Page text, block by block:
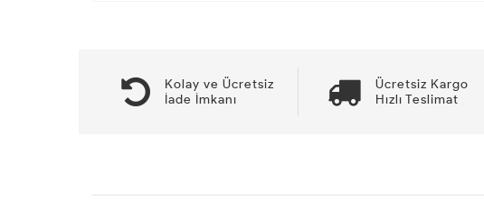
Kolay ve Ücretsiz
İade İmkanı
Ücretsiz Kargo
Hızlı Teslimat